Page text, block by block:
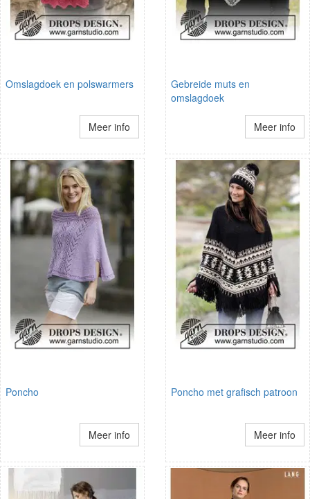
Omslagdoek en polswarmers
Meer info
Gebreide muts en
omslagdoek
Meer info
Poncho
Meer info
Poncho met grafisch patroon
Meer info